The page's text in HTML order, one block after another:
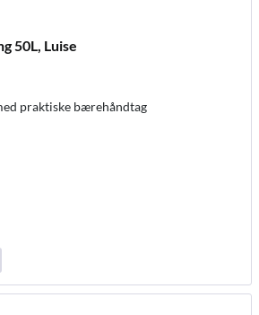
50L, Luise
praktiske bærehåndtag